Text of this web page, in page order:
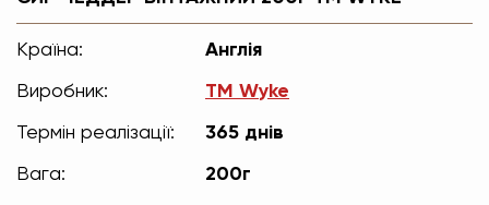
Країна: Англія
Виробник: ТМ Wyke
Термін реалізації: 365 днів
Вага: 200г